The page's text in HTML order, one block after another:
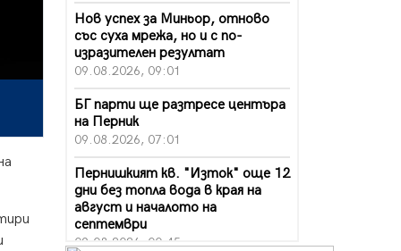
Нов успех за Миньор, отново
със суха мрежа, но и с по-
изразителен резултат
09.08.2026, 09:01
БГ парти ще разтресе центъра
на Перник
09.08.2026, 07:01
Пернишкият кв. "Изток" още 12
дни без топла вода в края на
август и началото на
септември
09.08.2026, 00:45